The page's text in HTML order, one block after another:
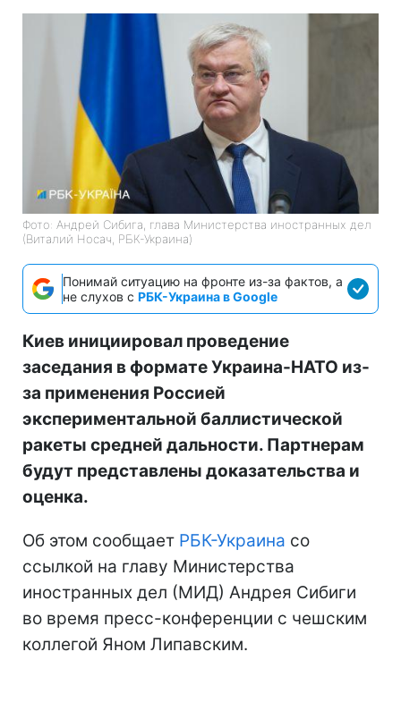
Фото: Андрей Сибига, глава Министерства иностранных дел
(Виталий Носач, РБК-Украина)
Понимай ситуацию на фронте из-за фактов, а
не слухов с РБК-Украина в Google
Киев инициировал проведение
заседания в формате Украина-НАТО из-
за применения Россией
экспериментальной баллистической
ракеты средней дальности. Партнерам
будут представлены доказательства и
оценка.
Об этом сообщает РБК-Украина со
ссылкой на главу Министерства
иностранных дел (МИД) Андрея Сибиги
во время пресс-конференции с чешским
коллегой Яном Липавским.